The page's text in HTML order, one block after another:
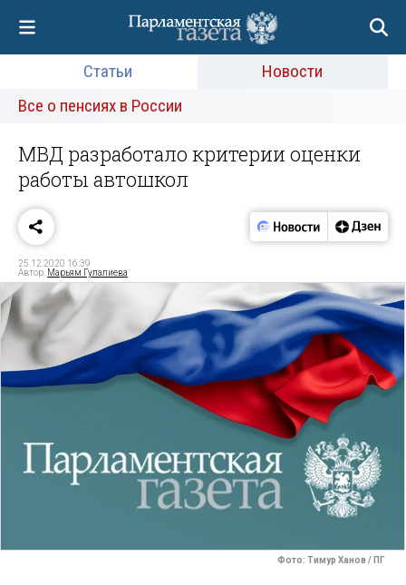
Статьи
Новости
Все о пенсиях в России
МВД разработало критерии оценки
работы автошкол
25.12.2020 16:39
Автор: Марьям Гулалиева
Фото: Тимур Ханов / ПГ